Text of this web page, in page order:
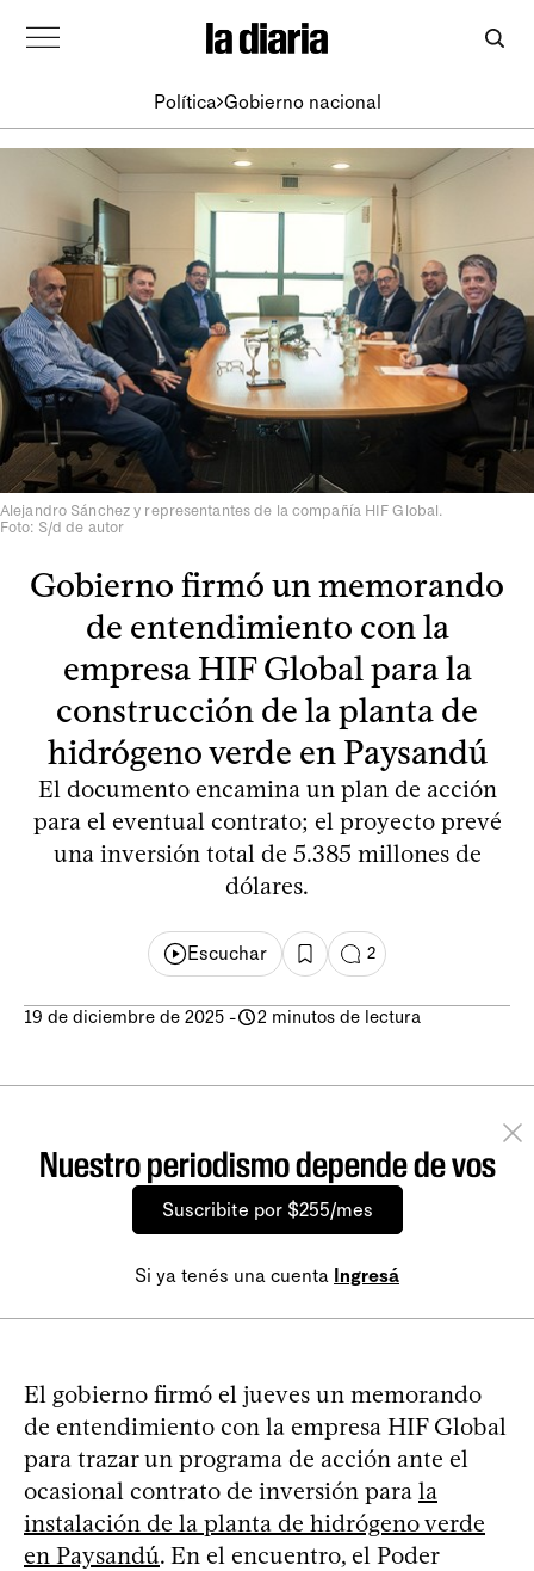
Política Gobierno nacional
Alejandro Sánchez y representantes de la compañía HIF Global.
Foto: S/d de autor
Gobierno firmó un memorando
de entendimiento con la
empresa HIF Global para la
construcción de la planta de
hidrógeno verde en Paysandú
El documento encamina un plan de acción
para el eventual contrato; el proyecto prevé
una inversión total de 5.385 millones de
dólares.
Escuchar 2
19 de diciembre de 2025 - 2 minutos de lectura
Nuestro periodismo depende de vos
Suscribite por $255/mes
Si ya tenés una cuenta Ingresá
El gobierno firmó el jueves un memorando
de entendimiento con la empresa HIF Global
para trazar un programa de acción ante el
ocasional contrato de inversión para la
instalación de la planta de hidrógeno verde
en Paysandú. En el encuentro, el Poder